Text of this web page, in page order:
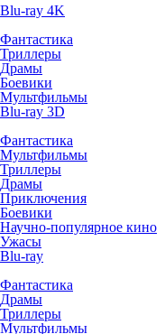
Blu-ray 4K
Фантастика
Триллеры
Драмы
Боевики
Мультфильмы
Blu-ray 3D
Фантастика
Мультфильмы
Триллеры
Драмы
Приключения
Боевики
Научно-популярное кино
Ужасы
Blu-ray
Фантастика
Драмы
Триллеры
Мультфильмы